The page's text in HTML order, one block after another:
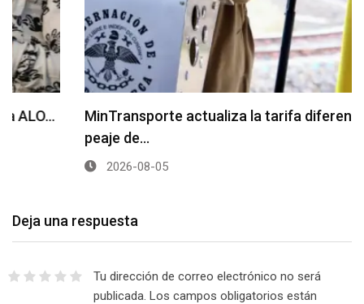
MinTransporte actualiza la tarifa diferencial del
2026-08-05
Deja una respuesta
Tu dirección de correo electrónico no será
publicada. Los campos obligatorios están